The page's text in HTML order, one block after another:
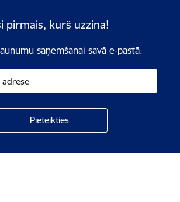
pirmais, kurš uzzina!
saņemšanai savā e-pastā.